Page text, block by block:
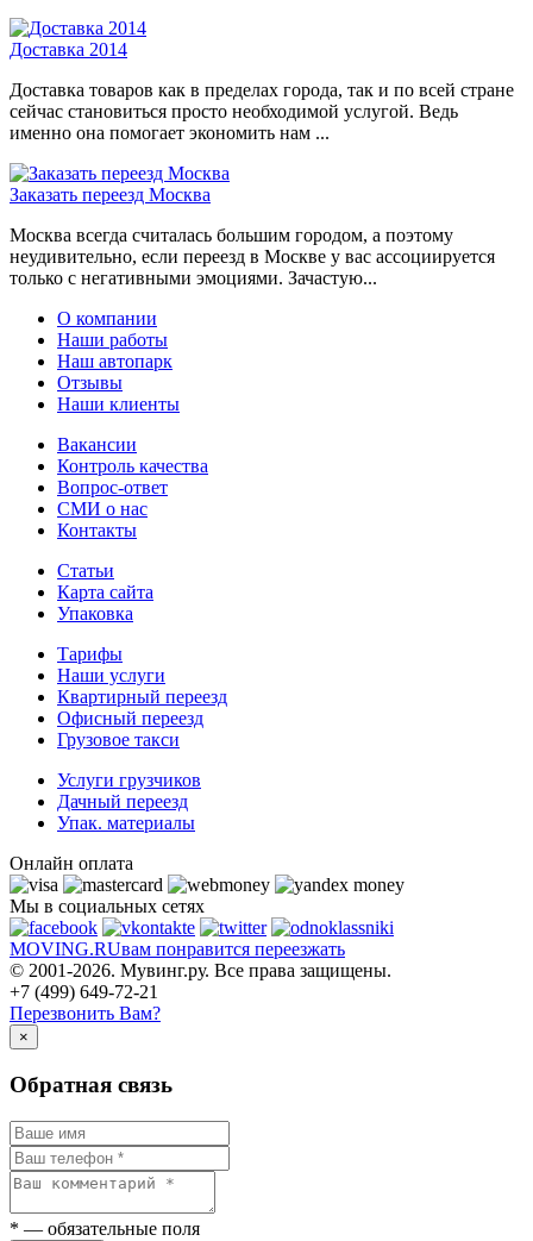
Доставка 2014
Доставка товаров как в пределах города, так и по всей стране
сейчас становиться просто необходимой услугой. Ведь
именно она помогает экономить нам ...
Заказать переезд Москва
Москва всегда считалась большим городом, а поэтому
неудивительно, если переезд в Москве у вас ассоциируется
только с негативными эмоциями. Зачастую...
О компании
Наши работы
Наш автопарк
Отзывы
Наши клиенты
Вакансии
Контроль качества
Вопрос-ответ
СМИ о нас
Контакты
Статьи
Карта сайта
Упаковка
Тарифы
Наши услуги
Квартирный переезд
Офисный переезд
Грузовое такси
Услуги грузчиков
Дачный переезд
Упак. материалы
Онлайн оплата
Мы в социальных сетях
MOVING.RUвам понравится переезжать
© 2001-2026. Мувинг.ру. Все права защищены.
+7 (499) 649-72-21
Перезвонить Вам?
×
Обратная связь
* — обязательные поля